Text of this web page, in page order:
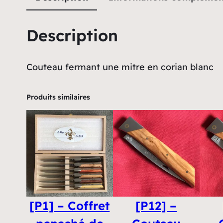
Description
Couteau fermant une mitre en corian blanc
Produits similaires
[P1] – Coffret
[P12] –